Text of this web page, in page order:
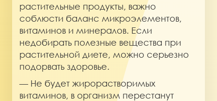
растительные продукты, важно
соблюсти баланс микроэлементов,
витаминов и минералов. Если
недобирать полезные вещества при
растительной диете, можно серьезно
подорвать здоровье.
— Не будет жирорастворимых
витаминов, в организм перестанут